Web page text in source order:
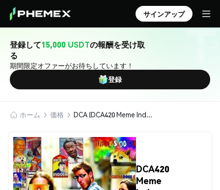
サインアップ
登録して15,000 USDTの報酬を受け取
る
期間限定オファーがお待ちしています！
登録
ホーム 価格 DCA (DCA420 Meme Index)
DCA420
Meme